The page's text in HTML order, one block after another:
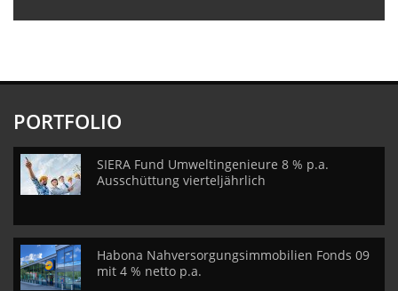
PORTFOLIO
SIERA Fund Umweltingenieure 8 % p.a.
Ausschüttung vierteljährlich
Habona Nahversorgungsimmobilien Fonds 09
mit 4 % netto p.a.